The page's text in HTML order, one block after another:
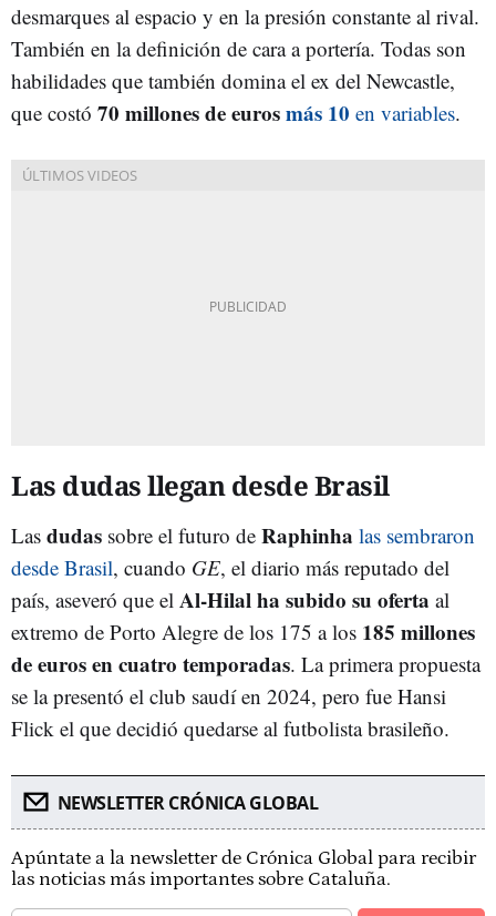
desmarques al espacio y en la presión constante al rival.
También en la definición de cara a portería. Todas son
habilidades que también domina el ex del Newcastle,
que costó 70 millones de eurosmás 10 en variables.
Las dudas llegan desde Brasil
Las dudas sobre el futuro de Raphinha las sembraron
desde Brasil, cuando GE, el diario más reputado del
país, aseveró que el Al-Hilal ha subido su oferta al
extremo de Porto Alegre de los 175 a los 185 millones
de euros en cuatro temporadas. La primera propuesta
se la presentó el club saudí en 2024, pero fue Hansi
Flick el que decidió quedarse al futbolista brasileño.
NEWSLETTER CRÓNICA GLOBAL
Apúntate a la newsletter de Crónica Global para recibir
las noticias más importantes sobre Cataluña.